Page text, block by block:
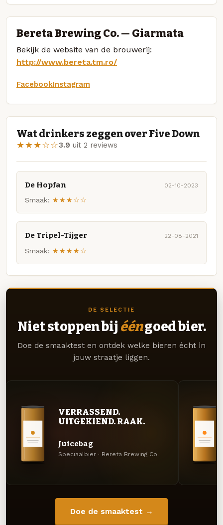
Bereta Brewing Co. — Giarmata
Bekijk de website van de brouwerij:
http://www.bereta.tm.ro/
FacebookInstagram
Wat drinkers zeggen over Five Down
★★★☆☆3.9 uit 2 reviews
De Hopfan 02-10-2023
Smaak: ★★★☆☆
De Tripel-Tijger 22-08-2021
Smaak: ★★★★☆
DE SELECTIE
Niet stoppen bij ééngoed bier.
Doe de smaaktest en ontdek welke bieren écht in
jouw straatje liggen.
VERRASSEND.
UITGEKIEND. RAAK.
Juicebag
Speciaalbier · Bereta Brewing Co.
Doe de smaaktest →